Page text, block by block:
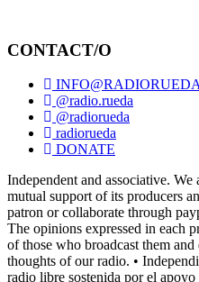
CONTACT/O
@radio.rueda
@radiorueda
radiorueda
DONATE
Independent and associative.
mutual support of its producers
patron or collaborate through
The opinions expressed in each
of those who broadcast them
thoughts of our radio. •
radio libre sostenida por el